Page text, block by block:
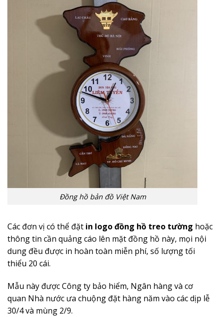
Đồng hồ bản đồ Việt Nam
Các đơn vị có thể đặt in logo đồng hồ treo tường hoặc
thông tin cần quảng cáo lên mặt đồng hồ này, mọi nội
dung đều được in hoàn toàn miễn phí, số lượng tối
thiểu 20 cái.
Mẫu này được Công ty bảo hiểm, Ngân hàng và cơ
quan Nhà nước ưa chuộng đặt hàng năm vào các dịp lễ
30/4 và mùng 2/9.